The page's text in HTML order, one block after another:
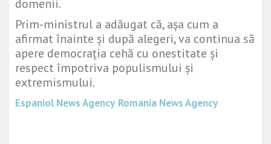
domenii.
Prim-ministrul a adăugat că, așa cum a
afirmat înainte și după alegeri, va continua să
apere democrația cehă cu onestitate și
respect împotriva populismului și
extremismului.
Espaniol News Agency Romania News Agency